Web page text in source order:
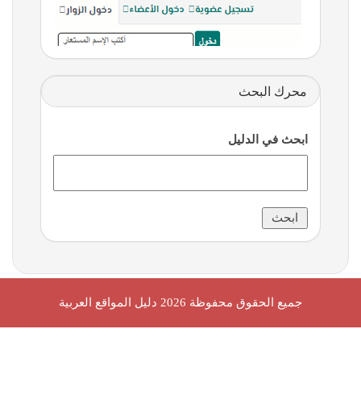
محرك البحث
ابحث في الدليل
جميع الحقوق محفوظة 2026 دليل المواقع العربية